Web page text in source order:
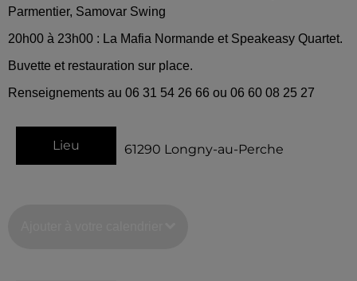
Parmentier, Samovar Swing
20h00 à 23h00 : La Mafia Normande et Speakeasy Quartet.
Buvette et restauration sur place.
Renseignements au 06 31 54 26 66 ou 06 60 08 25 27
Lieu 61290 Longny-au-Perche